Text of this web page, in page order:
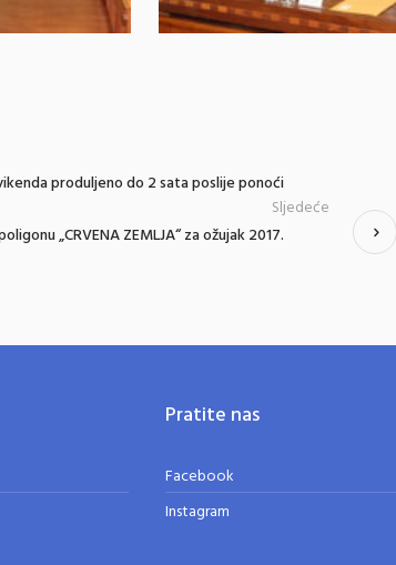
produljeno do 2 sata poslije ponoći
„CRVENA ZEMLJA“ za ožujak 2017.
Sljedeće
Pratite nas
Facebook
Instagram